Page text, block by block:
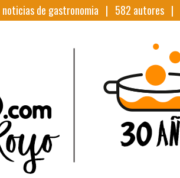
noticias de gastronomia | 582 autores |